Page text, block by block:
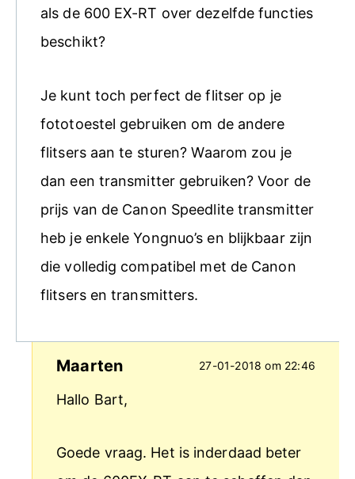
als de 600 EX-RT over dezelfde functies
beschikt?
Je kunt toch perfect de flitser op je
fototoestel gebruiken om de andere
flitsers aan te sturen? Waarom zou je
dan een transmitter gebruiken? Voor de
prijs van de Canon Speedlite transmitter
heb je enkele Yongnuo’s en blijkbaar zijn
die volledig compatibel met de Canon
flitsers en transmitters.
Maarten 27-01-2018 om 22:46
Hallo Bart,
Goede vraag. Het is inderdaad beter